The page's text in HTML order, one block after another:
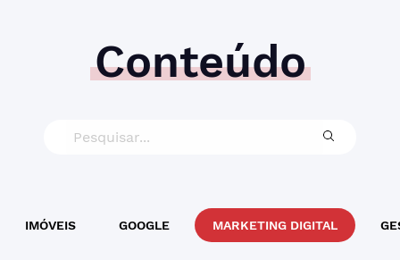
ODONTOLÓGICO
HOTELARIA
BUSINESS INTELIGENCE
Conteúdo
IMÓVEIS GOOGLE MARKETING DIGITAL